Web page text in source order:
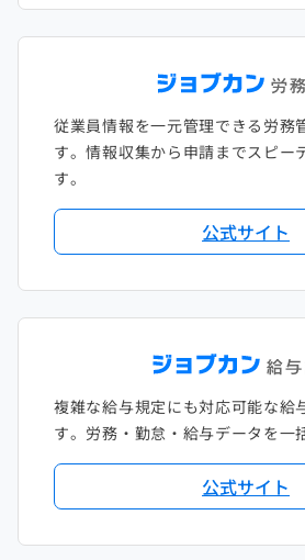
従業員情報を一元管理できる労務
す。情報収集から申請までスピー
す。
公式サイト
複雑な給与規定にも対応可能な給
す。労務・勤怠・給与データを一
公式サイト